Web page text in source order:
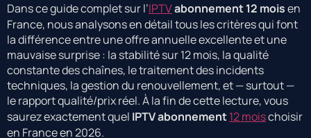
Dans ce guide complet sur l’IPTVabonnement 12 moisen
France, nous analysons en détail tous les critères qui font
la différence entre une offre annuelle excellente et une
mauvaise surprise : la stabilité sur 12 mois, la qualité
constante des chaînes, le traitement des incidents
techniques, la gestion du renouvellement, et — surtout —
le rapport qualité/prix réel. À la fin de cette lecture, vous
saurez exactement quel IPTV abonnement12 moischoisir
en France en 2026.